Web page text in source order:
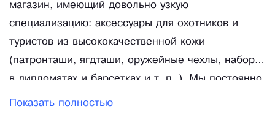
магазин, имеющий довольно узкую
специализацию: аксессуары для охотников и
туристов из высококачественной кожи
(патронташи, ягдташи, оружейные чехлы, наборы
в дипломатах и барсетках и т. п. ). Мы постоянно
работаем с производителями и поставщиками,
Показать полностью